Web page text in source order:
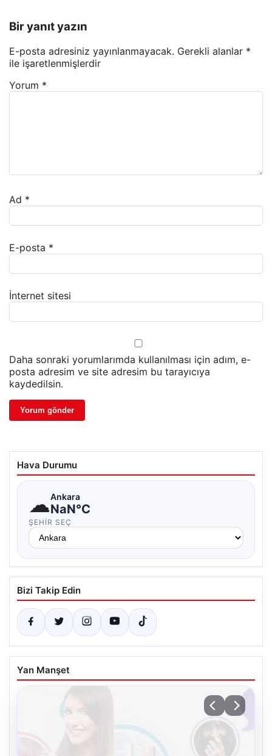
Bir yanıt yazın
E-posta adresiniz yayınlanmayacak. Gerekli alanlar *
ile işaretlenmişlerdir
Yorum *
Ad *
E-posta *
İnternet sitesi
Daha sonraki yorumlarımda kullanılması için adım, e-
posta adresim ve site adresim bu tarayıcıya
kaydedilsin.
Hava Durumu
☁Ankara
NaN°C
ŞEHIR SEÇ
Bizi Takip Edin
Yan Manşet